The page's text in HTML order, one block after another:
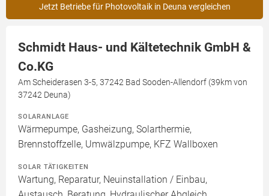
Jetzt Betriebe für Photovoltaik in Deuna vergleichen
Schmidt Haus- und Kältetechnik GmbH &
Co.KG
Am Scheiderasen 3-5, 37242 Bad Sooden-Allendorf (39km von
37242 Deuna)
SOLARANLAGE
Wärmepumpe, Gasheizung, Solarthermie,
Brennstoffzelle, Umwälzpumpe, KFZ Wallboxen
SOLAR TÄTIGKEITEN
Wartung, Reparatur, Neuinstallation / Einbau,